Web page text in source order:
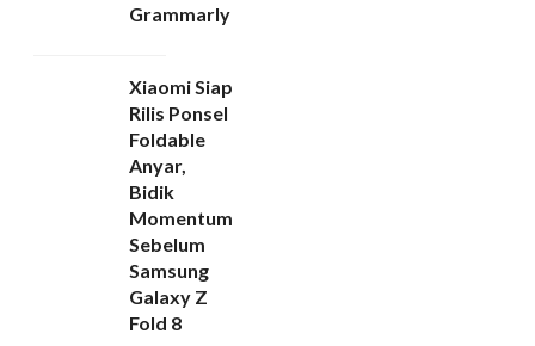
Grammarly
Xiaomi Siap
Rilis Ponsel
Foldable
Anyar,
Bidik
Momentum
Sebelum
Samsung
Galaxy Z
Fold 8